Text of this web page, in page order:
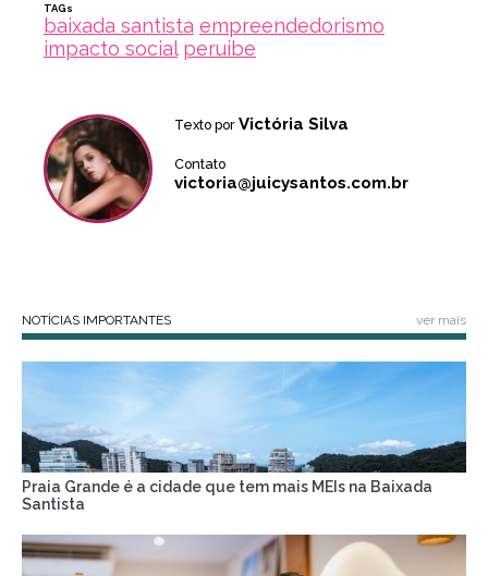
TAGs
baixada santista empreendedorismo
impacto social peruibe
Texto por Victória Silva
Contato
victoria@juicysantos.com.br
NOTÍCIAS IMPORTANTES ver mais
Praia Grande é a cidade que tem mais MEIs na Baixada
Santista